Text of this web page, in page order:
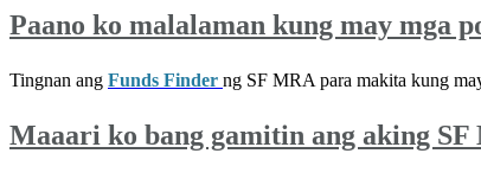
Paano ko malalaman kung may mga
Tingnan ang Funds Finder ng SF MRA para makita kung
Maaari ko bang gamitin ang aking SF